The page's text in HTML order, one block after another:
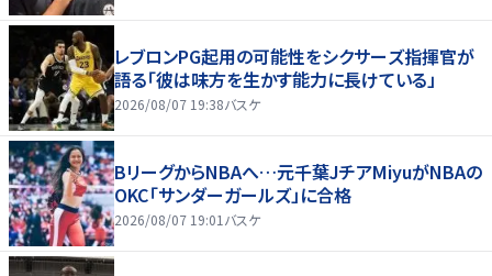
レブロンPG起用の可能性をシクサーズ指揮官が
語る「彼は味方を生かす能力に長けている」
2026/08/07 19:38バスケ
BリーグからNBAへ…元千葉JチアMiyuがNBAの
OKC「サンダーガールズ」に合格
2026/08/07 19:01 バスケ